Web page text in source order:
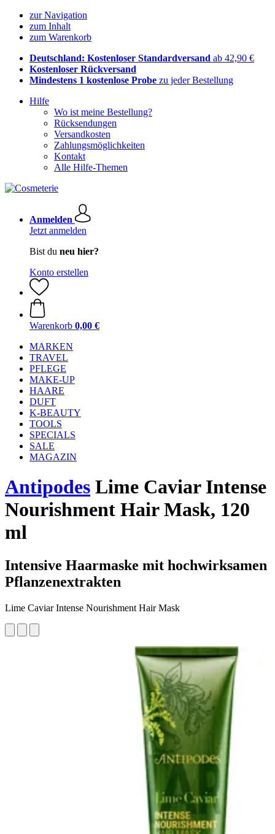
zur Navigation
zum Inhalt
zum Warenkorb
Deutschland: Kostenloser Standardversand ab 42,90 €
Kostenloser Rückversand
Mindestens 1 kostenlose Probe zu jeder Bestellung
Hilfe
Wo ist meine Bestellung?
Rücksendungen
Versandkosten
Zahlungsmöglichkeiten
Kontakt
Alle Hilfe-Themen
Anmelden
Jetzt anmelden
Bist du neu hier?
Konto erstellen
Warenkorb 0,00 €
MARKEN
TRAVEL
PFLEGE
MAKE-UP
HAARE
DUFT
K-BEAUTY
TOOLS
SPECIALS
SALE
MAGAZIN
Antipodes Lime Caviar Intense
Nourishment Hair Mask, 120
ml
Intensive Haarmaske mit hochwirksamen
Pflanzenextrakten
Lime Caviar Intense Nourishment Hair Mask